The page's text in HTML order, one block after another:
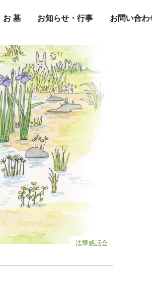
お 墓 お知らせ・行事 お問い合わ
法華感話会